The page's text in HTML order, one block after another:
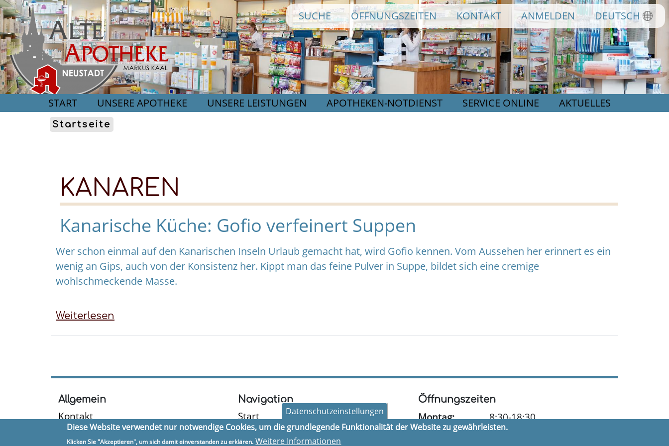
Direkt
zum
Inhalt
SUCHE ÖFFNUNGSZEITEN KONTAKT ANMELDEN DEUTSCH
START UNSERE APOTHEKE UNSERE LEISTUNGEN APOTHEKEN-NOTDIENST SERVICE ONLINE AKTUELLES
Startseite
KANAREN
Kanarische Küche: Gofio verfeinert Suppen
Wer schon einmal auf den Kanarischen Inseln Urlaub gemacht hat, wird Gofio kennen. Vom Aussehen her erinnert es ein
wenig an Gips, auch von der Konsistenz her. Kippt man das feine Pulver in Suppe, bildet sich eine cremige
wohlschmeckende Masse.
Weiterlesen
verfeinert
Allgemein
Kontakt
Suche
Navigation
Start
Unsere Apotheke
Öffnungszeiten
Montag:
8:30-18:30
Dienstag:
8:30-18:30
Datenschutzeinstellungen
Diese Website verwendet nur notwendige Cookies, um die grundlegende Funktionalität der Website zu gewährleisten.
Klicken Sie "Akzeptieren", um sich damit einverstanden zu erklären. Weitere Informationen